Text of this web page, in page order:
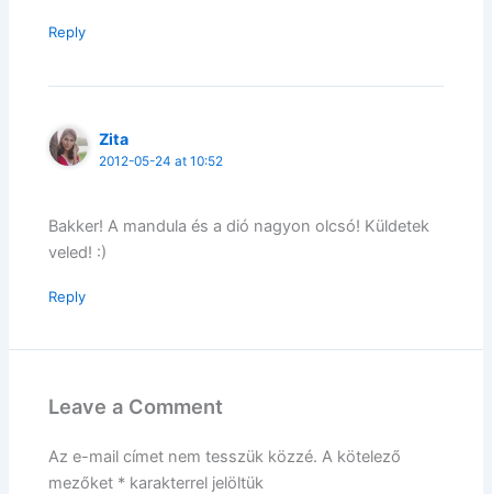
Reply
Zita
2012-05-24 at 10:52
Bakker! A mandula és a dió nagyon olcsó! Küldetek
veled! :)
Reply
Leave a Comment
Az e-mail címet nem tesszük közzé. A kötelező
mezőket * karakterrel jelöltük